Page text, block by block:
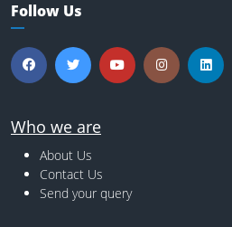
Follow Us
Who we are
About Us
Contact Us
Send your query